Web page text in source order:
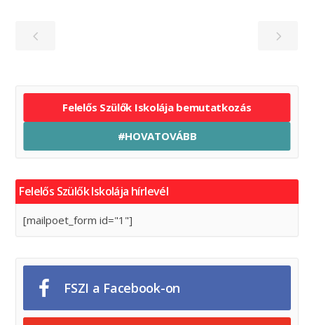
Felelős Szülők Iskolája bemutatkozás
#HOVATOVÁBB
Felelős Szülők Iskolája hírlevél
[mailpoet_form id="1"]
FSZI a Facebook-on